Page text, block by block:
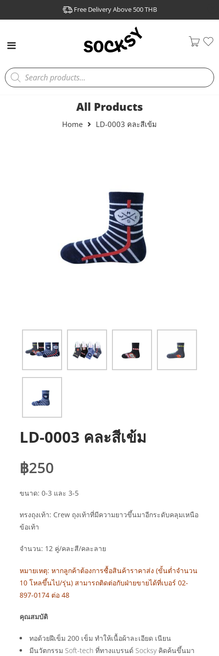
Free Delivery Above 500 THB
All Products
Home LD-0003 คละสีเข้ม
LD-0003 คละสีเข้ม
฿250
ขนาด: 0-3 และ 3-5
ทรงถุงเท้า: Crew ถุงเท้าที่มีความยาวขึ้นมาอีกระดับคลุมเหนือ
ข้อเท้า
จำนวน: 12 คู่/คละสี/คละลาย
หมายเหตุ: หากลูกค้าต้องการซื้อสินค้าราคาส่ง (ขั้นต่ำจำนวน
10 โหลขึ้นไป/รุ่น) สามารถติดต่อกับฝ่ายขายได้ที่เบอร์ 02-
897-0174 ต่อ 48
คุณสมบัติ
ทอด้วยฝีเข็ม 200 เข็ม ทำให้เนื้อผ้าละเอียด เนียน
มีนวัตกรรม Soft-tech ที่ทางแบรนด์ Socksy คิดค้นขึ้นมา